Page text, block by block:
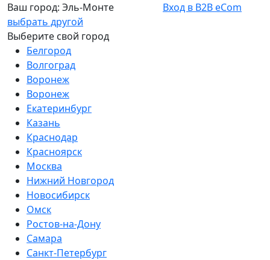
Ваш город: Эль-Монте
выбрать другой
Выберите свой город
Белгород
Волгоград
Воронеж
Воронеж
Екатеринбург
Казань
Краснодар
Красноярск
Москва
Нижний Новгород
Новосибирск
Омск
Ростов-на-Дону
Самара
Санкт-Петербург
Вход в B2B eCom